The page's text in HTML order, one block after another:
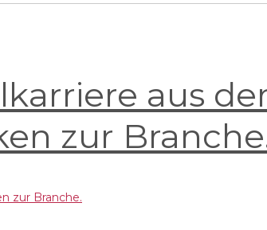
aus
zur